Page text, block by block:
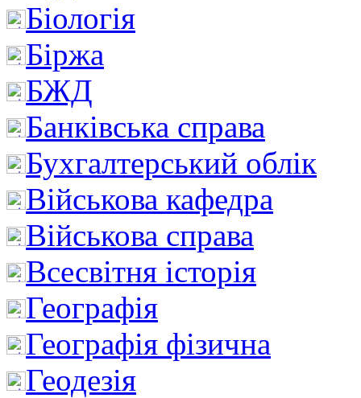
Біологія
Біржа
БЖД
Банківська справа
Бухгалтерський облік
Військова кафедра
Військова справа
Всесвітня історія
Географія
Географія фізична
Геодезія